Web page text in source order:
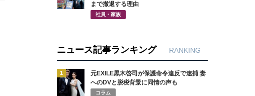
まで撤退する理由
社員・家族
ニュース記事ランキング RANKING
1
元EXILE黒木啓司が保護命令違反で逮捕 妻
へのDVと脱税背景に同情の声も
コラム